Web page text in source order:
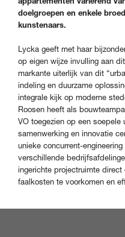
doelgroepen en enkele
kunstenaars.
Lycka geeft met haar
op eigen wijze invulling aan
markante uiterlijk van dit
indeling en duurzame
integrale kijk op moderne
Roosen heeft als
VO toegezien op een soepele
samenwerking en innovatie
unieke concurrent-
verschillende
ingerichte projectruimte
faalkosten te voorkomen en